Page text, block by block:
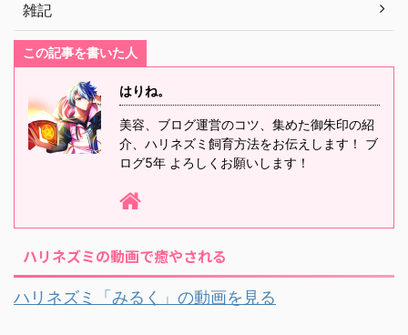
雑記
この記事を書いた人
はりね。
美容、ブログ運営のコツ、集めた御朱印の紹
介、ハリネズミ飼育方法をお伝えします！ ブ
ログ5年 よろしくお願いします！
ハリネズミの動画で癒やされる
ハリネズミ「みるく」の動画を見る